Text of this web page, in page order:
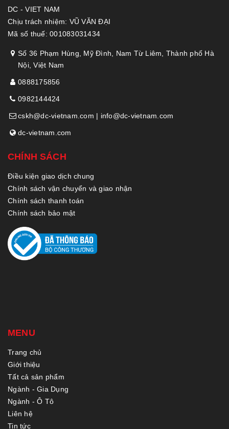
DC - VIET NAM
Chịu trách nhiệm: VŨ VĂN ĐẠI
Mã số thuế: 001083031434
Số 36 Phạm Hùng, Mỹ Đình, Nam Từ Liêm, Thành phố Hà
Nội, Việt Nam
0888175856
0982144424
cskh@dc-vietnam.com | info@dc-vietnam.com
dc-vietnam.com
CHÍNH SÁCH
Điều kiện giao dịch chung
Chính sách vận chuyển và giao nhận
Chính sách thanh toán
Chính sách bảo mật
MENU
Trang chủ
Giới thiệu
Tất cả sản phẩm
Ngành - Gia Dụng
Ngành - Ô Tô
Liên hệ
Tin tức